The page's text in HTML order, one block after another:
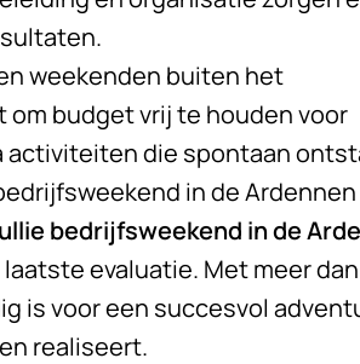
weekenden buiten het
budget vrij te houden voor
die spontaan
in de Ardennen
bedrijfsweekend in de
evaluatie. Met meer
is voor een succesvol
realiseert.